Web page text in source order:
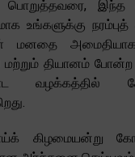
பொறுத்தவரை,
உங்களுக்கு நரம்புத்
மனதை அமைதியாக
மற்றும் தியானம்
வழக்கத்தில்
கிழமையன்று